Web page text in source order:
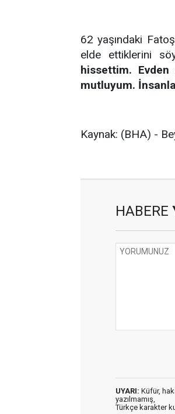
62 yaşındaki
elde ettiklerini
hissettim.
mutluyum.
Kaynak: (BHA) -
HABERE
UYARI: Küfür,
yazılmamış,
Türkçe karakter